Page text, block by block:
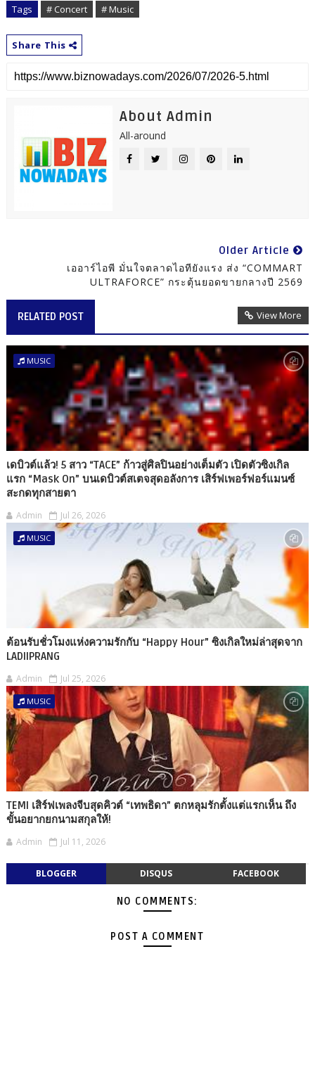
Tags # Concert # Music
Share This
About Admin
All-around
Older Article
เออาร์ไอพี มั่นใจตลาดไอทียังแรง ส่ง “COMMART
ULTRAFORCE” กระตุ้นยอดขายกลางปี 2569
RELATED POST View More
MUSIC
เดบิวต์แล้ว! 5 สาว “TACE” ก้าวสู่ศิลปินอย่างเต็มตัว เปิดตัวซิงเกิล
แรก “Mask On” บนเดบิวต์สเตจสุดอลังการ เสิร์ฟเพอร์ฟอร์แมนซ์
สะกดทุกสายตา
Admin Jul 26, 2026
MUSIC
ต้อนรับชั่วโมงแห่งความรักกับ “Happy Hour” ซิงเกิลใหม่ล่าสุดจาก
LADIIPRANG
Admin Jul 25, 2026
MUSIC
TEMI เสิร์ฟเพลงจีบสุดคิวต์ “เทพธิดา” ตกหลุมรักตั้งแต่แรกเห็น ถึง
ขั้นอยากยกนามสกุลให้!
Admin Jul 11, 2026
BLOGGER DISQUS FACEBOOK
NO COMMENTS:
POST A COMMENT